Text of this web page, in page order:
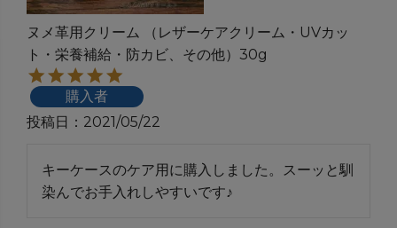
ヌメ革用クリーム （レザーケアクリーム・UVカッ
ト・栄養補給・防カビ、その他）30g
購入者
投稿日
2021/05/22
キーケースのケア用に購入しました。スーッと馴
染んでお手入れしやすいです♪